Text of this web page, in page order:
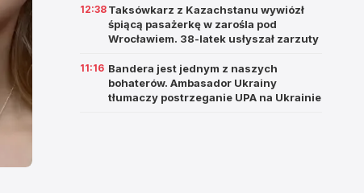
12:38 Taksówkarz z Kazachstanu wywiózł
śpiącą pasażerkę w zarośla pod
Wrocławiem. 38-latek usłyszał zarzuty
11:16 Bandera jest jednym z naszych
bohaterów. Ambasador Ukrainy
tłumaczy postrzeganie UPA na Ukrainie